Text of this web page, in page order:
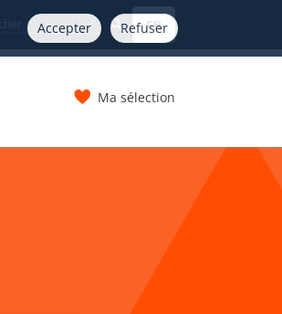
Accepter Refuser
FR
Ma sélection